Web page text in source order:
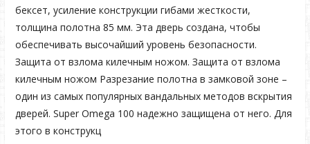
бексет, усиление конструкции гибами жесткости,
толщина полотна 85 мм. Эта дверь создана, чтобы
обеспечивать высочайший уровень безопасности.
Защита от взлома килечным ножом. Защита от взлома
килечным ножом Разрезание полотна в замковой зоне –
один из самых популярных вандальных методов вскрытия
дверей. Super Omega 100 надежно защищена от него. Для
этого в конструкц